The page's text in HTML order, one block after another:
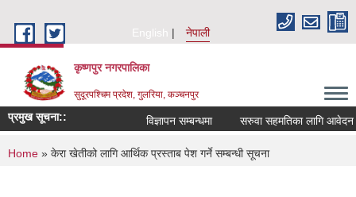
English
नेपाली
कृष्णपुर नगरपालिका
सुदूरपश्चिम प्रदेश, गुलरिया, कञ्चनपुर
प्रमुख सूचना:: विज्ञापन सम्बन्धमा सरुवा सहमतिका लागि आवेदन
You are here
Home » केरा खेतीको लागि आर्थिक प्रस्ताब पेश गर्ने सम्बन्धी सूचना